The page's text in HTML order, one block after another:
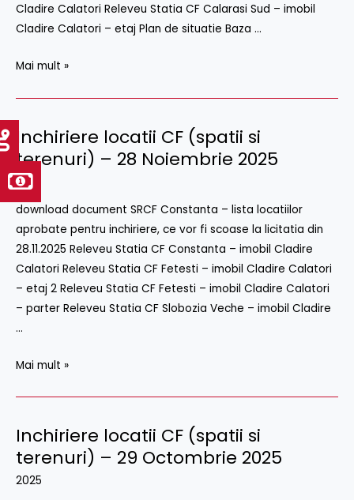
Cladire Calatori Releveu Statia CF Calarasi Sud – imobil
Cladire Calatori – etaj Plan de situatie Baza …
Decembrie
2025
Mai mult »
Inchiriere locatii CF (spatii si
terenuri) – 28 Noiembrie 2025
2025
download document SRCF Constanta – lista locatiilor
aprobate pentru inchiriere, ce vor fi scoase la licitatia din
28.11.2025 Releveu Statia CF Constanta – imobil Cladire
Calatori Releveu Statia CF Fetesti – imobil Cladire Calatori
– etaj 2 Releveu Statia CF Fetesti – imobil Cladire Calatori
– parter Releveu Statia CF Slobozia Veche – imobil Cladire
…
Inchiriere
locatii
CF
(spatii
si
terenuri)
–
28
Noiembrie
2025
Mai mult »
Inchiriere locatii CF (spatii si
terenuri) – 29 Octombrie 2025
2025
Inchiriere
locatii
CF